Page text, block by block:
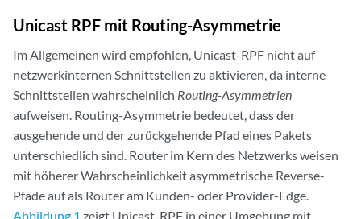
Unicast RPF mit Routing-Asymmetrie
Im Allgemeinen wird empfohlen, Unicast-RPF nicht auf
netzwerkinternen Schnittstellen zu aktivieren, da interne
Schnittstellen wahrscheinlich Routing-Asymmetrien
aufweisen. Routing-Asymmetrie bedeutet, dass der
ausgehende und der zurückgehende Pfad eines Pakets
unterschiedlich sind. Router im Kern des Netzwerks weisen
mit höherer Wahrscheinlichkeit asymmetrische Reverse-
Pfade auf als Router am Kunden- oder Provider-Edge.
Abbildung 1 zeigt Unicast-RPF in einer Umgebung mit